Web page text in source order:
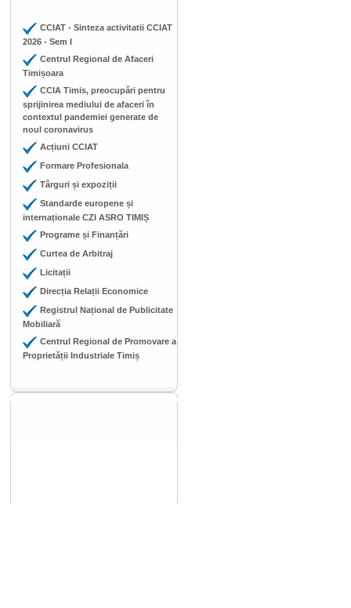
CCIAT - Sinteza activitatii CCIAT
2026 - Sem I
Centrul Regional de Afaceri
Timișoara
CCIA Timis, preocupări pentru
sprijinirea mediului de afaceri în
contextul pandemiei generate de
noul coronavirus
Acțiuni CCIAT
Formare Profesionala
Târguri și expoziții
Standarde europene și
internaționale CZI ASRO TIMIȘ
Programe și Finanțări
Curtea de Arbitraj
Licitații
Direcția Relații Economice
Registrul Național de Publicitate
Mobiliară
Centrul Regional de Promovare a
Proprietății Industriale Timiș